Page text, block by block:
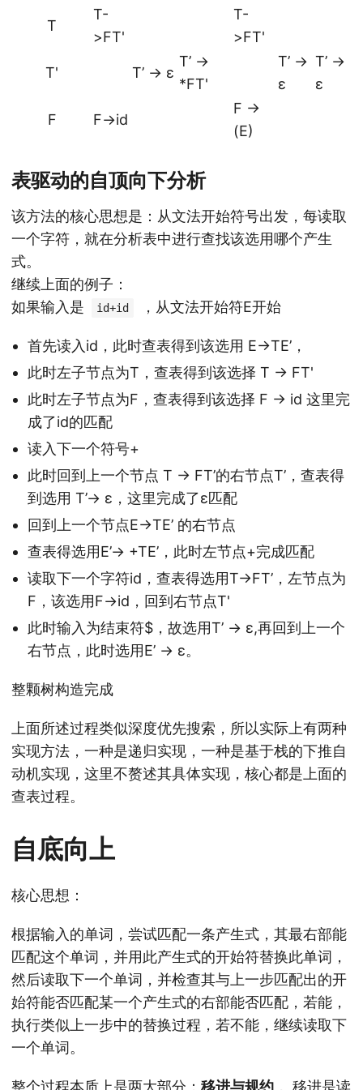
T
T-
>FT'
T-
>FT'
T' T’ -> ε
T’ ->
*FT'
T’ ->
ε
T’ ->
ε
F F->id
F ->
(E)
表驱动的自顶向下分析
该方法的核心思想是：从文法开始符号出发，每读取
一个字符，就在分析表中进行查找该选用哪个产生
式。
继续上面的例子：
如果输入是
id+id ，从文法开始符E开始
首先读入id，此时查表得到该选用 E->TE’，
此时左子节点为T，查表得到该选择 T -> FT'
此时左子节点为F，查表得到该选择 F -> id 这里完
成了id的匹配
读入下一个符号+
此时回到上一个节点 T -> FT’的右节点T’，查表得
到选用 T’-> ε，这里完成了ε匹配
回到上一个节点E->TE’ 的右节点
查表得选用E’-> +TE’，此时左节点+完成匹配
读取下一个字符id，查表得选用T->FT’，左节点为
F，该选用F->id，回到右节点T'
此时输入为结束符$，故选用T’ -> ε,再回到上一个
右节点，此时选用E’ -> ε。
整颗树构造完成
上面所述过程类似深度优先搜索，所以实际上有两种
实现方法，一种是递归实现，一种是基于栈的下推自
动机实现，这里不赘述其具体实现，核心都是上面的
查表过程。
自底向上
核心思想：
根据输入的单词，尝试匹配一条产生式，其最右部能
匹配这个单词，并用此产生式的开始符替换此单词，
然后读取下一个单词，并检查其与上一步匹配出的开
始符能否匹配某一个产生式的右部能否匹配，若能，
执行类似上一步中的替换过程，若不能，继续读取下
一个单词。